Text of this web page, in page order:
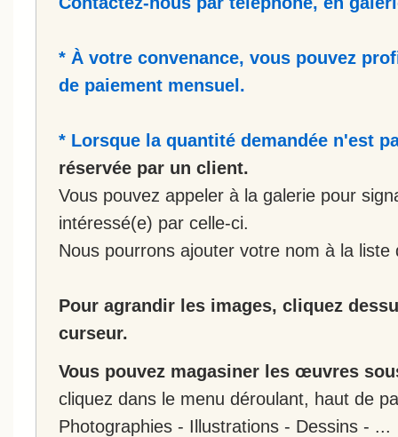
* À votre convenance, vous pouvez
de paiement mensuel.
* Lorsque la quantité demandée n'est
réservée par un client.
Vous pouvez appeler à la galerie pour
intéressé(e) par celle-ci.
Nous pourrons ajouter votre nom à la liste
Pour agrandir les images, cliquez
curseur.
Vous pouvez magasiner les œuvres
cliquez dans le menu déroulant, haut de
Photographies - Illustrations - Dessins - ...